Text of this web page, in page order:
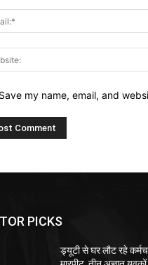
Save my name, email, and
PICKS
ड्यूटी से घर लौट रहे